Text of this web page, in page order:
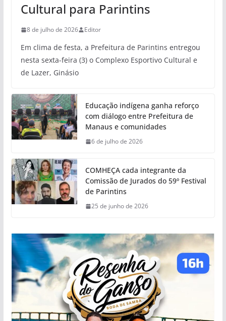
Cultural para Parintins
8 de julho de 2026 Editor
Em clima de festa, a Prefeitura de Parintins entregou
nesta sexta-feira (3) o Complexo Esportivo Cultural e
de Lazer, Ginásio
Educação indígena ganha reforço
com diálogo entre Prefeitura de
Manaus e comunidades
6 de julho de 2026
COMHEÇA cada integrante da
Comissão de Jurados do 59º Festival
de Parintins
25 de junho de 2026